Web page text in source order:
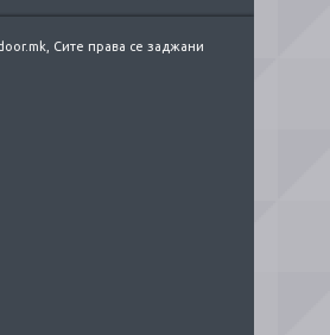
Сите права се заджани